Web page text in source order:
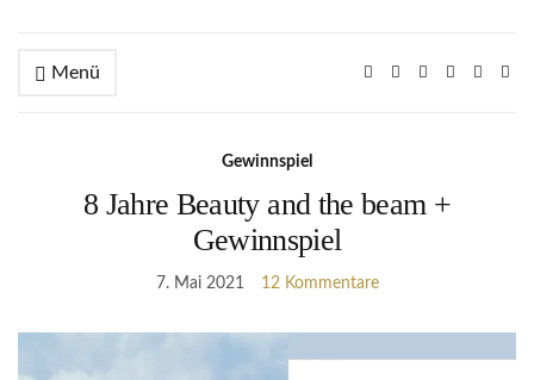
Menü
Gewinnspiel
8 Jahre Beauty and the beam +
Gewinnspiel
7. Mai 2021 12 Kommentare